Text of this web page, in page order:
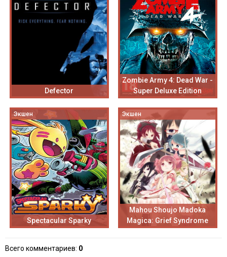
Defector
Zombie Army 4: Dead War -
Super Deluxe Edition
Экшен
Spectacular Sparky
Экшен
Mahou Shoujo Madoka
Magica: Grief Syndrome
Всего комментариев: 0